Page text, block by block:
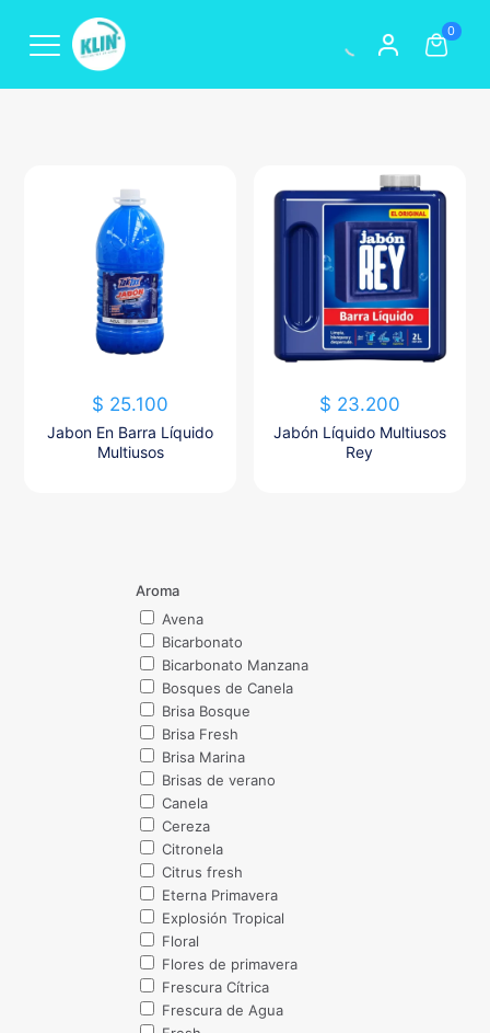
0
$ 25.100
Jabon En Barra Líquido
Multiusos
$ 23.200
Jabón Líquido Multiusos
Rey
Aroma
Avena
Bicarbonato
Bicarbonato Manzana
Bosques de Canela
Brisa Bosque
Brisa Fresh
Brisa Marina
Brisas de verano
Canela
Cereza
Citronela
Citrus fresh
Eterna Primavera
Explosión Tropical
Floral
Flores de primavera
Frescura Cítrica
Frescura de Agua